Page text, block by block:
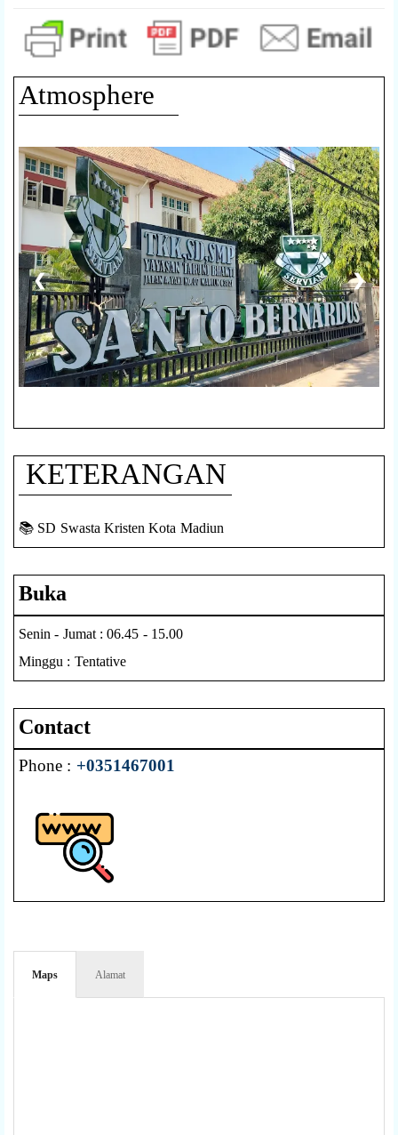
Atmosphere
1 / 3
❮ ❯
KETERANGAN
📚 SD Swasta Kristen Kota Madiun
Buka
Senin - Jumat : 06.45 - 15.00
Minggu : Tentative
Contact
Phone : +0351467001
Maps Alamat